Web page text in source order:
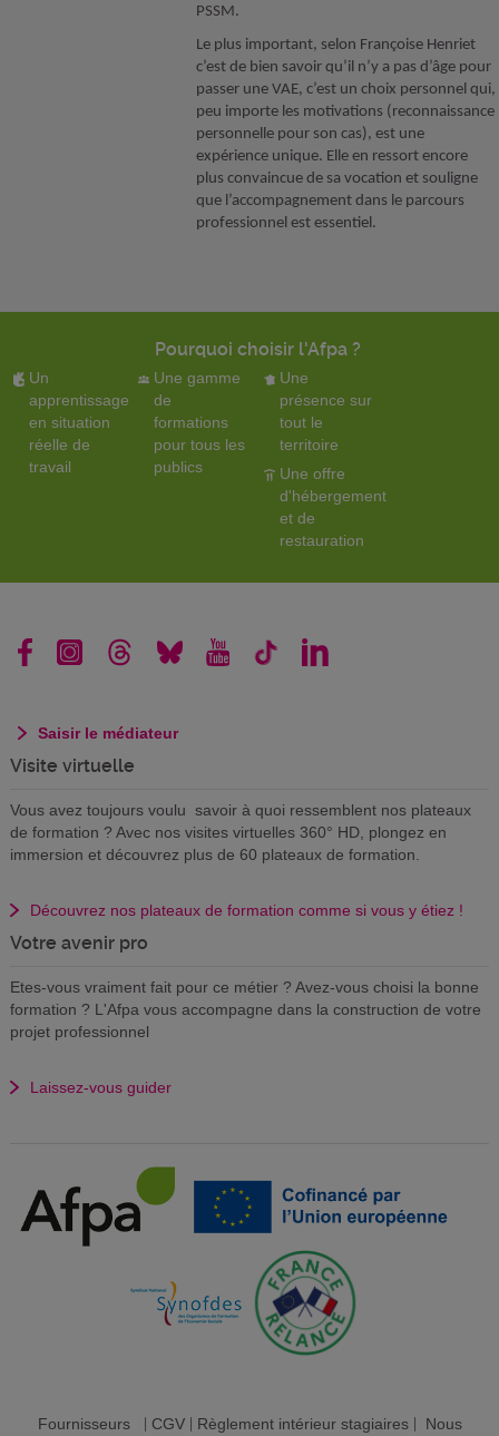
PSSM.
Le plus important, selon Françoise Henriet
c’est de bien savoir qu’il n’y a pas d’âge pour
passer une VAE, c’est un choix personnel qui,
peu importe les motivations (reconnaissance
personnelle pour son cas), est une
expérience unique. Elle en ressort encore
plus convaincue de sa vocation et souligne
que l’accompagnement dans le parcours
professionnel est essentiel.
Pourquoi choisir l'Afpa ?
Un
apprentissage
en situation
réelle de
travail
Une gamme
de
formations
pour tous les
publics
Une
présence sur
tout le
territoire
Une offre
d'hébergement
et de
restauration
Saisir le médiateur
Visite virtuelle
Vous avez toujours voulu savoir à quoi ressemblent nos plateaux
de formation ? Avec nos visites virtuelles 360° HD, plongez en
immersion et découvrez plus de 60 plateaux de formation.
Découvrez nos plateaux de formation comme si vous y étiez !
Votre avenir pro
Etes-vous vraiment fait pour ce métier ? Avez-vous choisi la bonne
formation ? L'Afpa vous accompagne dans la construction de votre
projet professionnel
Laissez-vous guider
Fournisseurs| CGV| Règlement intérieur stagiaires| Nous